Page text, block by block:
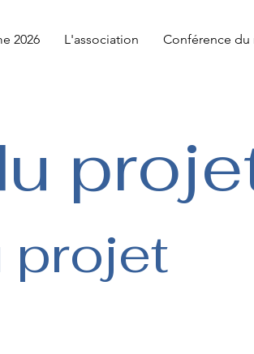
2026 L'association Conférence du
projet